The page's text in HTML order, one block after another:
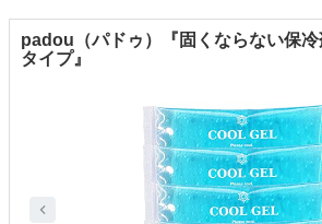
padou（パドゥ）『固くならない保冷
タイプ』